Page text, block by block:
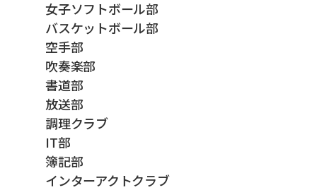
女子ソフトボール部
バスケットボール部
空手部
吹奏楽部
書道部
放送部
調理クラブ
IT部
簿記部
インターアクトクラブ